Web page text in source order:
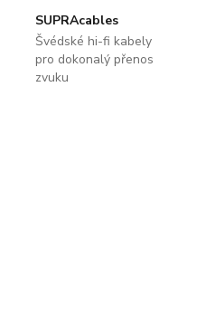
SUPRAcables
Švédské hi-fi kabely
pro dokonalý přenos
zvuku